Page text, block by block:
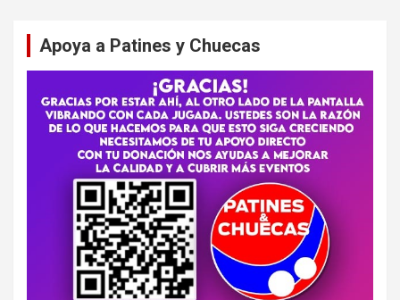
Apoya a Patines y Chuecas